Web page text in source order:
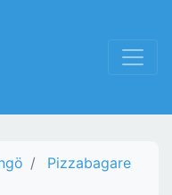
Pizzabagare